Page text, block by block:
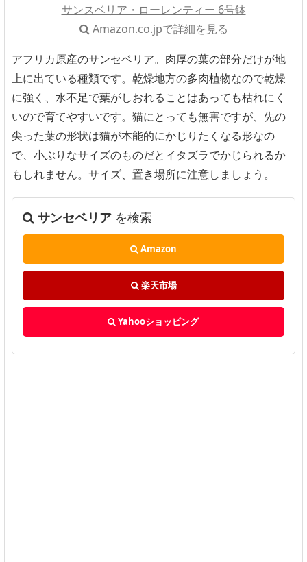
サンスベリア・ローレンティー 6号鉢
Amazon.co.jpで詳細を見る
アフリカ原産のサンセベリア。肉厚の葉の部分だけが地
上に出ている種類です。乾燥地方の多肉植物なので乾燥
に強く、水不足で葉がしおれることはあっても枯れにく
いので育てやすいです。猫にとっても無害ですが、先の
尖った葉の形状は猫が本能的にかじりたくなる形なの
で、小ぶりなサイズのものだとイタズラでかじられるか
もしれません。サイズ、置き場所に注意しましょう。
サンセベリア を検索
Amazon
楽天市場
Yahooショッピング